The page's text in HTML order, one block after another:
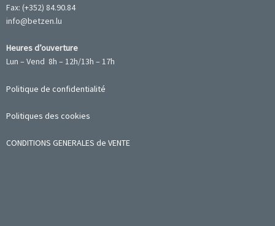
Fax: (+352) 84.90.84
info@betzen.lu
Heures d’ouverture
Lun – Vend 8h – 12h/13h – 17h
Politique de confidentialité
Politiques des cookies
CONDITIONS GENERALES de VENTE